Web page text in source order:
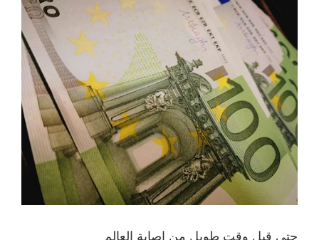
حتى قبل وقت طويل من إصابة العالم